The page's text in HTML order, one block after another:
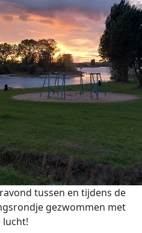
tussen en tijdens de
gezwommen met
lucht!